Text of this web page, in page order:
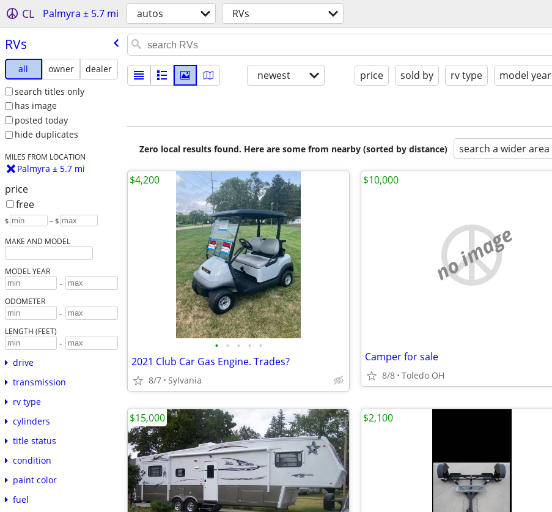
CL Palmyra ± 5.7 mi autos RVs
RVs
all owner
dealer
search titles only
has image
posted today
hide duplicates
MILES FROM LOCATION
Palmyra ± 5.7 mi
price
free
$ – $
MAKE AND MODEL
MODEL YEAR
-
ODOMETER
-
LENGTH (FEET)
-
drive
transmission
rv type
cylinders
title status
condition
paint color
fuel
newest price sold by rv type model year
Zero local results found. Here are some from nearby (sorted by distance) search a wider area
• • • • •
2021 Club Car Gas Engine. Trades?
8/7 Sylvania
$4,200
no image
Camper for sale
8/8 Toledo OH
$10,000
$15,000 $2,100